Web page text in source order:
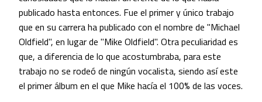
publicado hasta entonces. Fue el primer y único trabajo
que en su carrera ha publicado con el nombre de "Michael
Oldfield", en lugar de "Mike Oldfield". Otra peculiaridad es
que, a diferencia de lo que acostumbraba, para este
trabajo no se rodeó de ningún vocalista, siendo así este
el primer álbum en el que Mike hacía el 100% de las voces.